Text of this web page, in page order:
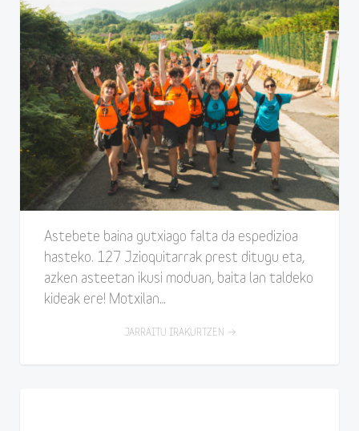
Astebete baina gutxiago falta da espedizioa
hasteko. 127 Jzioquitarrak prest ditugu eta,
azken asteetan ikusi moduan, baita lan taldeko
kideak ere! Motxilan…
JARRAITU IRAKURTZEN